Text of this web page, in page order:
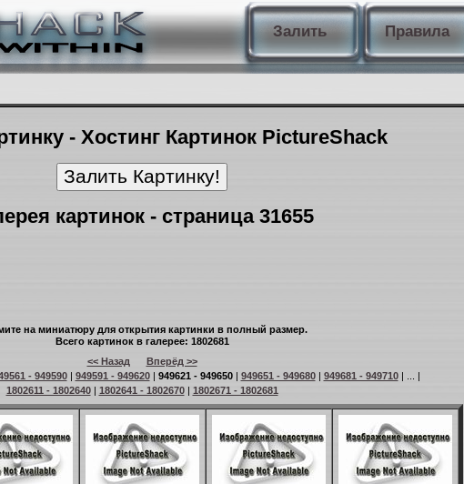
Залить Правила
- Хостинг Картинок PictureShack
картинок - страница 31655
на миниатюру для открытия картинки в полный размер.
Всего картинок в галерее: 1802681
<< Назад
Вперёд >>
- 949590| 949591 - 949620| 949621 - 949650| 949651 - 949680| 949681 - 949710| ... |
1802611 - 1802640| 1802641 - 1802670| 1802671 - 1802681